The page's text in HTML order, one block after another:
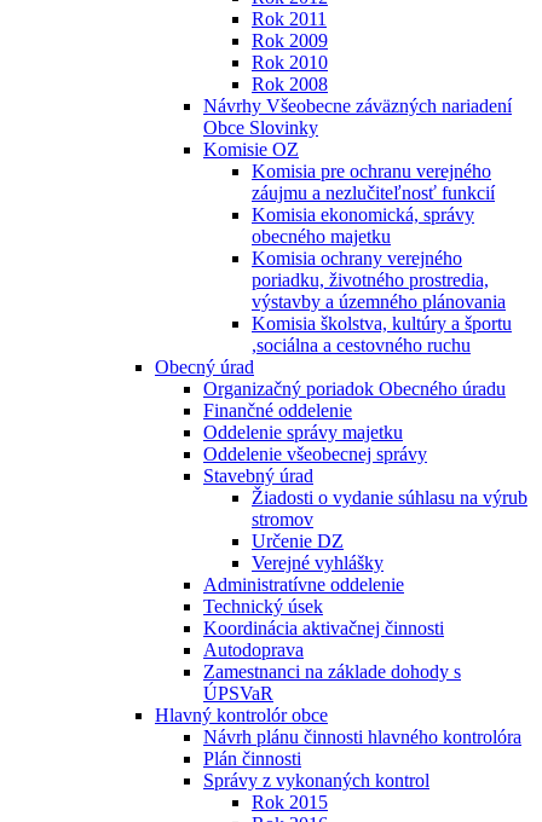
Rok 2011
Rok 2009
Rok 2010
Rok 2008
Návrhy Všeobecne záväzných nariadení
Obce Slovinky
Komisie OZ
Komisia pre ochranu verejného
záujmu a nezlučiteľnosť funkcií
Komisia ekonomická, správy
obecného majetku
Komisia ochrany verejného
poriadku, životného prostredia,
výstavby a územného plánovania
Komisia školstva, kultúry a športu
,sociálna a cestovného ruchu
Obecný úrad
Organizačný poriadok Obecného úradu
Finančné oddelenie
Oddelenie správy majetku
Oddelenie všeobecnej správy
Stavebný úrad
Žiadosti o vydanie súhlasu na výrub
stromov
Určenie DZ
Verejné vyhlášky
Administratívne oddelenie
Technický úsek
Koordinácia aktivačnej činnosti
Autodoprava
Zamestnanci na základe dohody s
ÚPSVaR
Hlavný kontrolór obce
Návrh plánu činnosti hlavného kontrolóra
Plán činnosti
Správy z vykonaných kontrol
Rok 2015